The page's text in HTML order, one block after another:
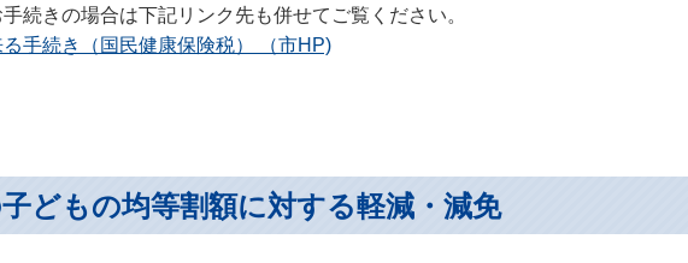
続きの場合は下記リンク先も併せてご覧ください。
手続き（国民健康保険税） （市HP)
どもの均等割額に対する軽減・減免